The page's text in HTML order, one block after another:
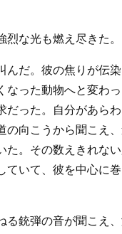
な光も燃え尽きた。
んだ。彼の焦りが伝
なった動物へと変わ
った。自分があら
の向こうから聞こえ
た。その数えきれな
ていて、彼を中心に
銃弾の音が聞こえ